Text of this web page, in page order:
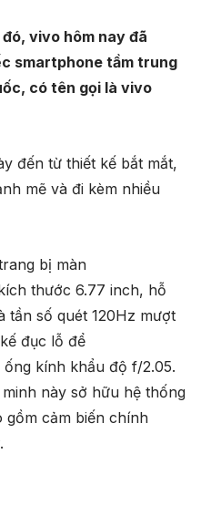
vivo hôm nay đã
smartphone tầm trung
có tên gọi là vivo
đến từ thiết kế bắt mắt,
mẽ và đi kèm nhiều
bị màn
thước 6.77 inch, hỗ
tần số quét 120Hz mượt
đục lỗ để
kính khẩu độ f/2.05.
này sở hữu hệ thống
gồm cảm biến chính